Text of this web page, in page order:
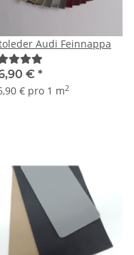
Audi Feinnappa
€ *
€ pro 1 m2